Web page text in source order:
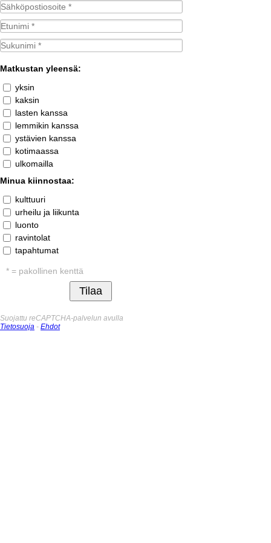
Matkustan yleensä:
yksin
kaksin
lasten kanssa
lemmikin kanssa
ystävien kanssa
kotimaassa
ulkomailla
Minua kiinnostaa:
kulttuuri
urheilu ja liikunta
luonto
ravintolat
tapahtumat
* = pakollinen kenttä
Suojattu reCAPTCHA-palvelun avulla
Tietosuoja - Ehdot